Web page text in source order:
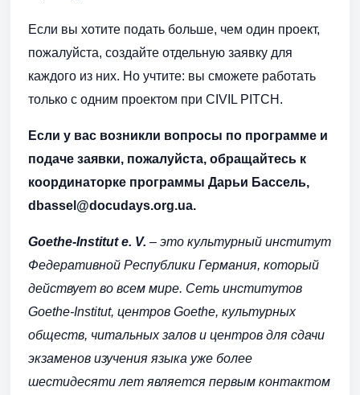
Если вы хотите подать больше, чем один проект,
пожалуйста, создайте отдельную заявку для
каждого из них. Но учтите: вы сможете работать
только с одним проектом при CIVIL PITCH.
Если у вас возникли вопросы по программе и
подаче заявки, пожалуйста, обращайтесь к
координаторке программы Дарьи Бассель,
dbassel@docudays.org.ua.
Goethe-Institut e. V. – это культурный институт
Федеративной Республики Германия, который
действует во всем мире. Сеть институтов
Goethe-Institut, центров Goethe, культурных
обществ, читальных залов и центров для сдачи
экзаменов изучения языка уже более
шестидесяти лет является первым контактом